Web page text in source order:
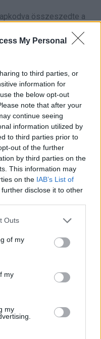
My Personal
to third parties, or
information for
the below opt-out
note that after your
continue seeing
information utilized by
to third parties prior to
out of the further
by third parties on the
This information may
on the IAB’s List of
disclose it to other
one or more Google
You may click to
its third-party tags to
in below Google
Outs
of my
my
my
összeszedte a
végignézett a járdán,
védőn a hasára tette.
ki belőle. „Csak itt ültem.”
„Michael Harris